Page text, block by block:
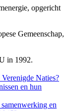
opgericht
Gemeenschap,
in 1992.
Naties?
en hun
en